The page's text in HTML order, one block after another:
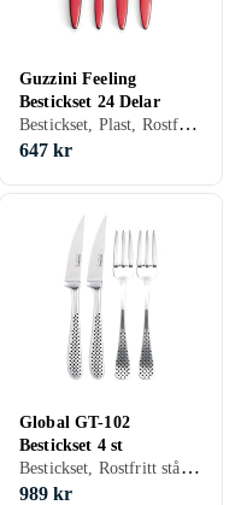
Guzzini Feeling
Bestickset 24 Delar
Bestickset, Plast, Rostfritt stål, 24 st, Tål maskindisk
647 kr
Global GT-102
Bestickset 4 st
Bestickset, Rostfritt stål, 4 st
989 kr